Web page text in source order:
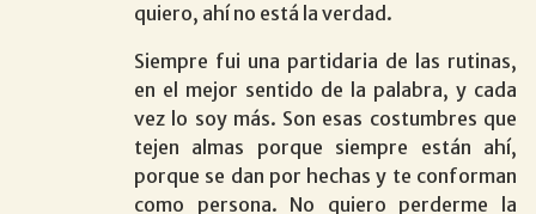
quiero, ahí no está la verdad.
Siempre fui una partidaria de las rutinas,
en el mejor sentido de la palabra, y cada
vez lo soy más. Son esas costumbres que
tejen almas porque siempre están ahí,
porque se dan por hechas y te conforman
como persona. No quiero perderme la